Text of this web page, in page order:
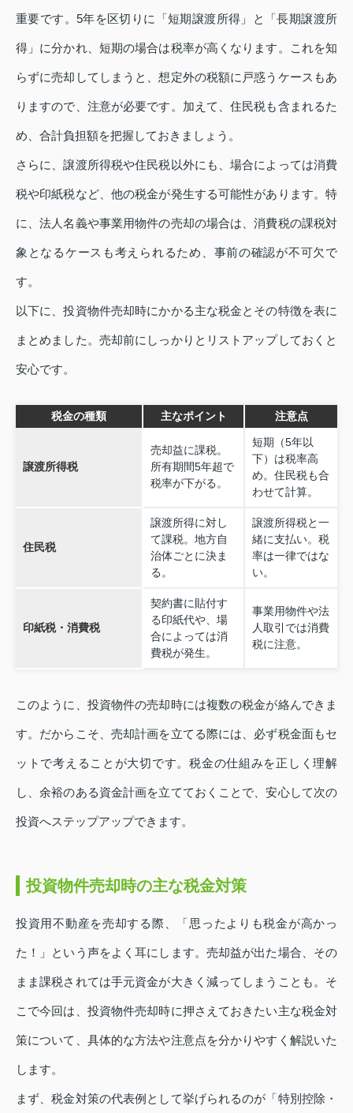
重要です。5年を区切りに「短期譲渡所得」と「長期譲渡所
得」に分かれ、短期の場合は税率が高くなります。これを知
らずに売却してしまうと、想定外の税額に戸惑うケースもあ
りますので、注意が必要です。加えて、住民税も含まれるた
め、合計負担額を把握しておきましょう。
さらに、譲渡所得税や住民税以外にも、場合によっては消費
税や印紙税など、他の税金が発生する可能性があります。特
に、法人名義や事業用物件の売却の場合は、消費税の課税対
象となるケースも考えられるため、事前の確認が不可欠で
す。
以下に、投資物件売却時にかかる主な税金とその特徴を表に
まとめました。売却前にしっかりとリストアップしておくと
安心です。
税金の種類 主なポイント 注意点
譲渡所得税
売却益に課税。
所有期間5年超で
税率が下がる。
短期（5年以
下）は税率高
め。住民税も合
わせて計算。
住民税
譲渡所得に対し
て課税。地方自
治体ごとに決ま
る。
譲渡所得税と一
緒に支払い。税
率は一律ではな
い。
印紙税・消費税
契約書に貼付す
る印紙代や、場
合によっては消
費税が発生。
事業用物件や法
人取引では消費
税に注意。
このように、投資物件の売却時には複数の税金が絡んできま
す。だからこそ、売却計画を立てる際には、必ず税金面もセ
ットで考えることが大切です。税金の仕組みを正しく理解
し、余裕のある資金計画を立てておくことで、安心して次の
投資へステップアップできます。
投資物件売却時の主な税金対策
投資用不動産を売却する際、「思ったよりも税金が高かっ
た！」という声をよく耳にします。売却益が出た場合、その
まま課税されては手元資金が大きく減ってしまうことも。そ
こで今回は、投資物件売却時に押さえておきたい主な税金対
策について、具体的な方法や注意点を分かりやすく解説いた
します。
まず、税金対策の代表例として挙げられるのが「特別控除・